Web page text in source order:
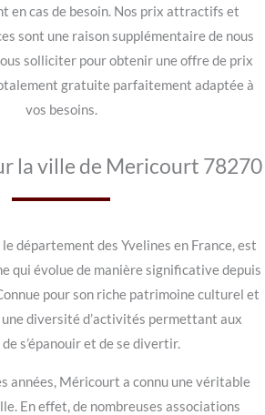
en cas de besoin. Nos prix attractifs et
sont une raison supplémentaire de nous
solliciter pour obtenir une offre de prix
gratuite parfaitement adaptée à
vos besoins.
la ville de Mericourt 78270
département des Yvelines en France, est
qui évolue de manière significative depuis
pour son riche patrimoine culturel et
diversité d’activités permettant aux
s’épanouir et de se divertir.
années, Méricourt a connu une véritable
En effet, de nombreuses associations